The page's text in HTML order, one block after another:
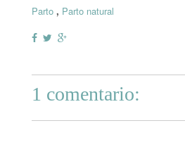
Parto, Parto natural
1 comentario: